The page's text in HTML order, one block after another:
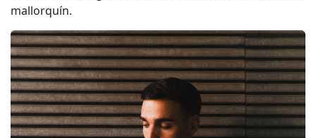
mallorquín.